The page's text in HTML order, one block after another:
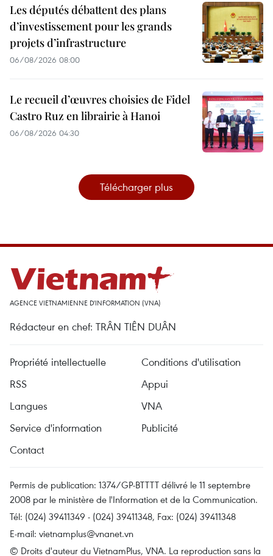
Les députés débattent des plans
d’investissement pour les grands
projets d’infrastructure
06/08/2026 08:00
Le recueil d’œuvres choisies de Fidel
Castro Ruz en librairie à Hanoi
06/08/2026 04:30
Télécharger plus
AGENCE VIETNAMIENNE D'INFORMATION (VNA)
Rédacteur en chef: TRÂN TIÊN DUÂN
Propriété intellectuelle
Conditions d'utilisation
RSS
Appui
Langues
VNA
Service d'information
Publicité
Contact
Permis de publication: 1374/GP-BTTTT délivré le 11 septembre
2008 par le ministère de l'Information et de la Communication.
Tél: (024) 39411349 - (024) 39411348, Fax: (024) 39411348
E-mail: vietnamplus@vnanet.vn
© Droits d'auteur du VietnamPlus, VNA. La reproduction sans la